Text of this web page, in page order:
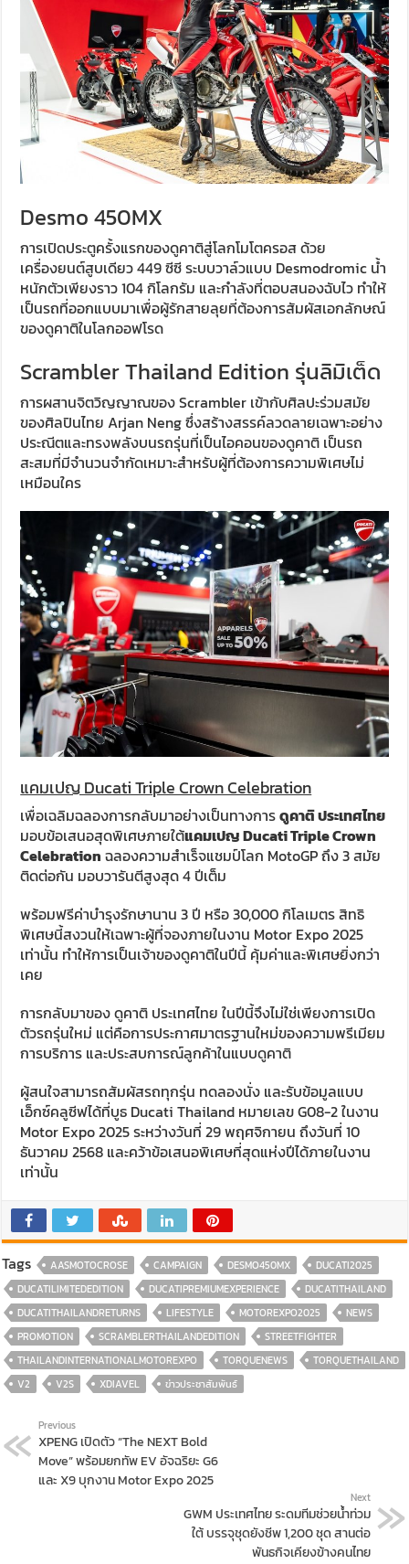
Desmo 450MX
การเปิดประตูครั้งแรกของดูคาติสู่โลกโมโตครอส ด้วย
เครื่องยนต์สูบเดียว 449 ซีซี ระบบวาล์วแบบ Desmodromic น้ำ
หนักตัวเพียงราว 104 กิโลกรัม และกำลังที่ตอบสนองฉับไว ทำให้
เป็นรถที่ออกแบบมาเพื่อผู้รักสายลุยที่ต้องการสัมผัสเอกลักษณ์
ของดูคาติในโลกออฟโรด
Scrambler Thailand Edition รุ่นลิมิเต็ด
การผสานจิตวิญญาณของ Scrambler เข้ากับศิลปะร่วมสมัย
ของศิลปินไทย Arjan Neng ซึ่งสร้างสรรค์ลวดลายเฉพาะอย่าง
ประณีตและทรงพลังบนรถรุ่นที่เป็นไอคอนของดูคาติ เป็นรถ
สะสมที่มีจำนวนจำกัดเหมาะสำหรับผู้ที่ต้องการความพิเศษไม่
เหมือนใคร
แคมเปญ Ducati Triple Crown Celebration
เพื่อเฉลิมฉลองการกลับมาอย่างเป็นทางการดูคาติ ประเทศไทย
มอบข้อเสนอสุดพิเศษภายใต้แคมเปญDucati Triple Crown
Celebration ฉลองความสำเร็จแชมป์โลก MotoGP ถึง 3 สมัย
ติดต่อกัน มอบวารันตีสูงสุด 4 ปีเต็ม
พร้อมฟรีค่าบำรุงรักษานาน 3 ปี หรือ 30,000 กิโลเมตร สิทธิ
พิเศษนี้สงวนให้เฉพาะผู้ที่จองภายในงาน Motor Expo 2025
เท่านั้น ทำให้การเป็นเจ้าของดูคาติในปีนี้ คุ้มค่าและพิเศษยิ่งกว่า
เคย
การกลับมาของ ดูคาติ ประเทศไทย ในปีนี้จึงไม่ใช่เพียงการเปิด
ตัวรถรุ่นใหม่ แต่คือการประกาศมาตรฐานใหม่ของความพรีเมียม
การบริการ และประสบการณ์ลูกค้าในแบบดูคาติ
ผู้สนใจสามารถสัมผัสรถทุกรุ่น ทดลองนั่ง และรับข้อมูลแบบ
เอ็กซ์คลูซีฟได้ที่บูธ Ducati Thailand หมายเลข G08-2 ในงาน
Motor Expo 2025 ระหว่างวันที่ 29 พฤศจิกายน ถึงวันที่ 10
ธันวาคม 2568 และคว้าข้อเสนอพิเศษที่สุดแห่งปีได้ภายในงาน
เท่านั้น
Tags AASMOTOCROSE CAMPAIGN DESMO450MX
DUCATI2025
DUCATILIMITEDEDITION
DUCATIPREMIUMEXPERIENCE
DUCATITHAILAND
DUCATITHAILANDRETURNS
LIFESTYLE MOTOREXPO2025
NEWS
PROMOTION
SCRAMBLERTHAILANDEDITION
STREETFIGHTER
THAILANDINTERNATIONALMOTOREXPO
TORQUENEWS
TORQUETHAILAND
V2
V2S XDIAVEL ข่าวประชาสัมพันธ์
Previous
XPENG เปิดตัว “The NEXT Bold
Move” พร้อมยกทัพ EV อัจฉริยะ G6
และ X9 บุกงาน Motor Expo 2025
Next
GWM ประเทศไทย ระดมทีมช่วยน้ำท่วม
ใต้ บรรจุชุดยังชีพ 1,200 ชุด สานต่อ
พันธกิจเคียงข้างคนไทย